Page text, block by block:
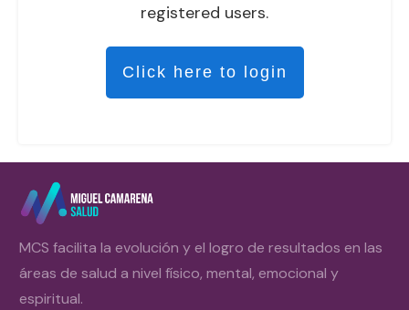
registered users.
Click here to login
MCS facilita la evolución y el logro de resultados en las
áreas de salud a nivel físico, mental, emocional y
espiritual.